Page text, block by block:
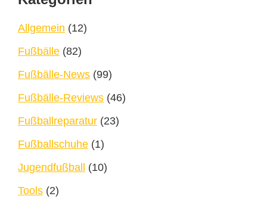
Allgemein (12)
Fußbälle (82)
Fußbälle-News (99)
Fußbälle-Reviews (46)
Fußballreparatur (23)
Fußballschuhe (1)
Jugendfußball
(10)
Tools (2)